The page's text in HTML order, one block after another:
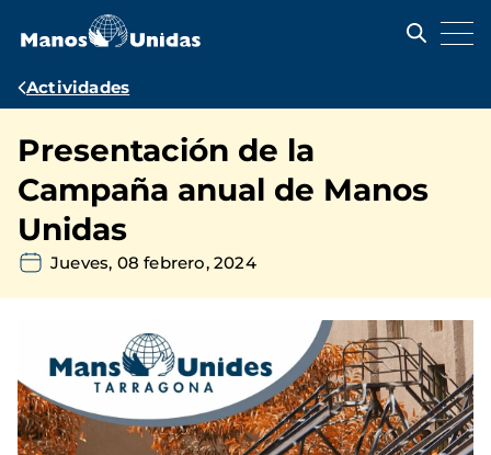
contenido
Ruta
navegación
Actividades
Presentación de la
Campaña anual de Manos
Unidas
Jueves, 08 febrero, 2024